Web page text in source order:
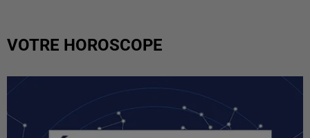
VOTRE HOROSCOPE